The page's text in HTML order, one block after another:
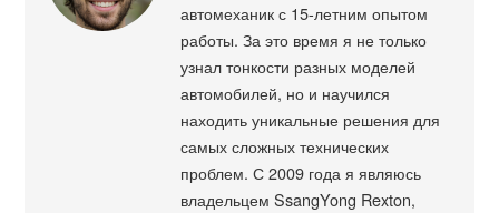
автомеханик с 15-летним опытом
работы. За это время я не только
узнал тонкости разных моделей
автомобилей, но и научился
находить уникальные решения для
самых сложных технических
проблем. С 2009 года я являюсь
владельцем SsangYong Rexton,